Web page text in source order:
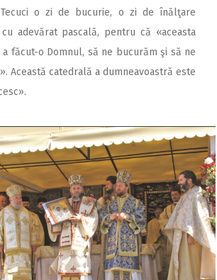
o zi de bucurie, o zi de înălţare
adevărat pascală, pentru că «aceasta
făcut-o Domnul, să ne bucurăm şi să ne
Această catedrală a dumneavoastră este